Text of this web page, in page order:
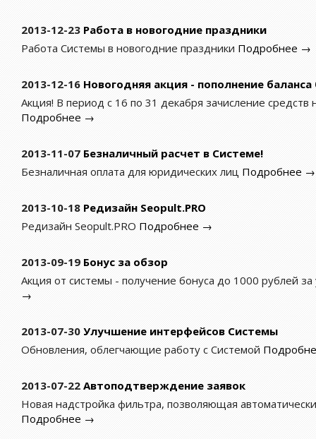
2013-12-23 Работа в новогодние праздники
Работа Системы в новогодние праздники Подробнее →
2013-12-16 Новогодняя акция - пополнение
Акция! В период с 16 по 31 декабря зачисление средств
Подробнее →
2013-11-07 Безналичный расчет в Системе!
Безналичная оплата для юридических лиц Подробнее →
2013-10-18 Редизайн Seopult.PRO
Редизайн Seopult.PRO Подробнее →
2013-09-19 Бонус за обзор
Акция от системы - получение бонуса до 1000 рублей
→
2013-07-30 Улучшение интерфейсов Системы
Обновления, облегчающие работу с Системой
2013-07-22 Автоподтверждение заявок
Новая надстройка фильтра, позволяющая
Подробнее →